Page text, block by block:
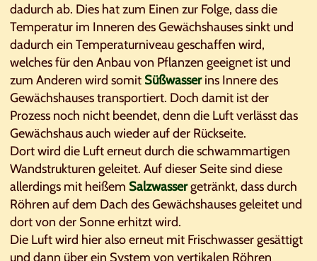
dadurch ab. Dies hat zum Einen zur Folge, dass die
Temperatur im Inneren des Gewächshauses sinkt und
dadurch ein Temperaturniveau geschaffen wird,
welches für den Anbau von Pflanzen geeignet ist und
zum Anderen wird somit Süßwasserins Innere des
Gewächshauses transportiert. Doch damit ist der
Prozess noch nicht beendet, denn die Luft verlässt das
Gewächshaus auch wieder auf der Rückseite.
Dort wird die Luft erneut durch die schwammartigen
Wandstrukturen geleitet. Auf dieser Seite sind diese
allerdings mit heißem Salzwassergetränkt, dass durch
Röhren auf dem Dach des Gewächshauses geleitet und
dort von der Sonne erhitzt wird.
Die Luft wird hier also erneut mit Frischwasser gesättigt
und dann über ein System von vertikalen Röhren